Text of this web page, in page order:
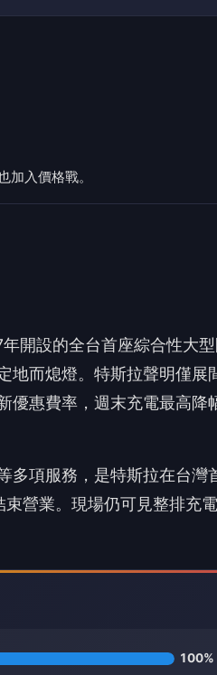
入價格戰。
開設的全台首座綜合性大
地而熄燈。特斯拉聲明僅展
優惠費率，週末充電最高降
多項服務，是特斯拉在台灣
營業。現場仍可見整排充
100%